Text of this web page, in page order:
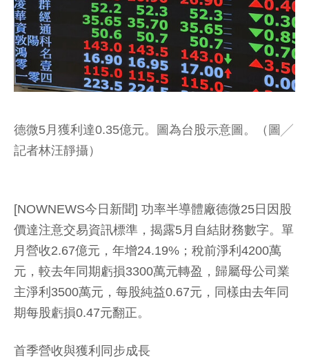
德微5月獲利達0.35億元。圖為台股示意圖。（圖╱
記者林汪靜攝）
[NOWNEWS今日新聞] 功率半導體廠德微25日因股
價達注意交易資訊標準，揭露5月自結財務數字。單
月營收2.67億元，年增24.19%；稅前淨利4200萬
元，較去年同期虧損3300萬元轉盈，歸屬母公司業
主淨利3500萬元，每股純益0.67元，同樣由去年同
期每股虧損0.47元翻正。
首季營收與獲利同步成長